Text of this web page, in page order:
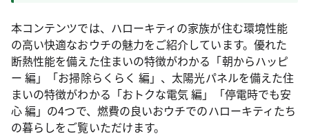
本コンテンツでは、ハローキティの家族が住む環境性能
の高い快適なおウチの魅力をご紹介しています。優れた
断熱性能を備えた住まいの特徴がわかる「朝からハッピ
ー 編」「お掃除らくらく 編」、太陽光パネルを備えた住
まいの特徴がわかる「おトクな電気 編」「停電時でも安
心 編」の4つで、燃費の良いおウチでのハローキティたち
の暮らしをご覧いただけます。